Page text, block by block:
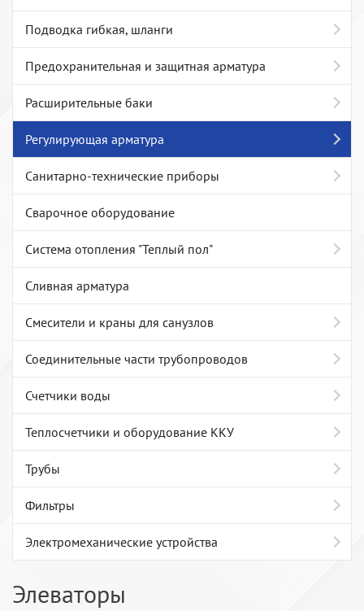
Подводка гибкая, шланги
Предохранительная и защитная арматура
Расширительные баки
Регулирующая арматура
Санитарно-технические приборы
Сварочное оборудование
Система отопления "Теплый пол"
Сливная арматура
Смесители и краны для санузлов
Соединительные части трубопроводов
Счетчики воды
Теплосчетчики и оборудование ККУ
Трубы
Фильтры
Электромеханические устройства
Элеваторы